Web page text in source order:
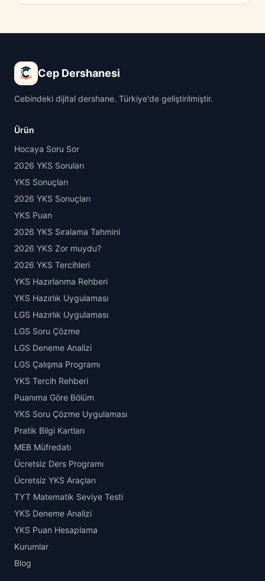
Cep Dershanesi
Cebindeki dijital dershane. Türkiye'de geliştirilmiştir.
Ürün
Hocaya Soru Sor
2026 YKS Soruları
YKS Sonuçları
2026 YKS Sonuçları
YKS Puan
2026 YKS Sıralama Tahmini
2026 YKS Zor muydu?
2026 YKS Tercihleri
YKS Hazırlanma Rehberi
YKS Hazırlık Uygulaması
LGS Hazırlık Uygulaması
LGS Soru Çözme
LGS Deneme Analizi
LGS Çalışma Programı
YKS Tercih Rehberi
Puanıma Göre Bölüm
YKS Soru Çözme Uygulaması
Pratik Bilgi Kartları
MEB Müfredatı
Ücretsiz Ders Programı
Ücretsiz YKS Araçları
TYT Matematik Seviye Testi
YKS Deneme Analizi
YKS Puan Hesaplama
Kurumlar
Blog